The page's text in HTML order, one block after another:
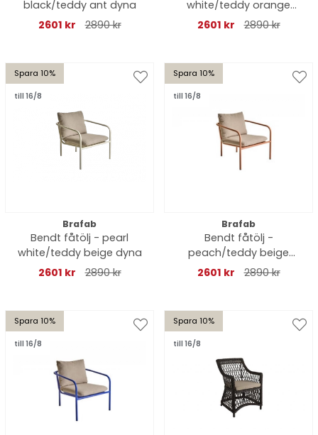
black/teddy ant dyna
2601 kr
2890 kr
white/teddy orange
dyna
2601 kr 2890 kr
Spara 10%
till 16/8
Brafab
Bendt fåtölj - pearl
white/teddy beige dyna
2601 kr
2890 kr
Spara 10%
till 16/8
Brafab
Bendt fåtölj -
peach/teddy beige
dyna
2601 kr 2890 kr
Spara 10%
till 16/8
Spara 10%
till 16/8